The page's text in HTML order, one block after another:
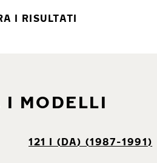
I RISULTATI
I MODELLI
121 I (DA) (1987-1991)